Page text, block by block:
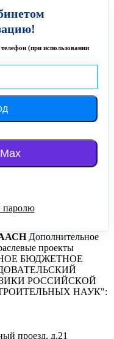
(при использовании
паролю
Дополнительное
проекты
БЮДЖЕТНОЕ
РОССИЙСКОЙ
НАУК":
проезд, д.21